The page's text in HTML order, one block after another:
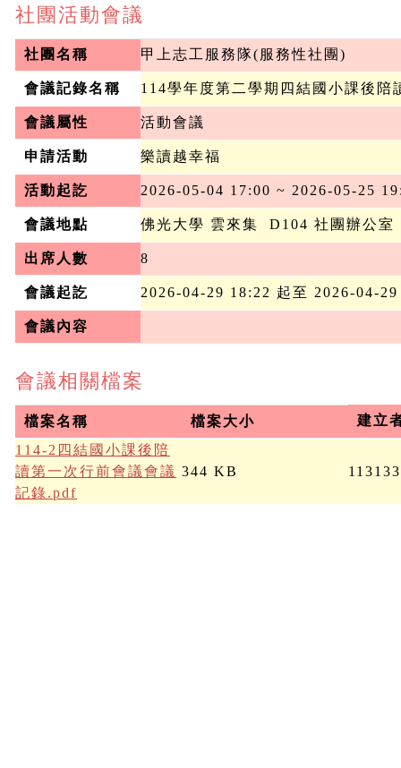
社團活動會議
社團名稱 甲上志工服務隊(服務性社團)
會議記錄名稱 114學年度第二學期四結國小課後陪
會議屬性 活動會議
申請活動 樂讀越幸福
活動起訖 2026-05-04 17:00 ~ 2026-05-25
會議地點 佛光大學 雲來集  D104 社團辦公室
出席人數 8
會議起訖 2026-04-29 18:22 起至 2026-04-
會議內容
會議相關檔案
檔案名稱 檔案大小
建立
114-2四結國小課後陪
讀第一次行前會議會議
記錄.pdf
344 KB